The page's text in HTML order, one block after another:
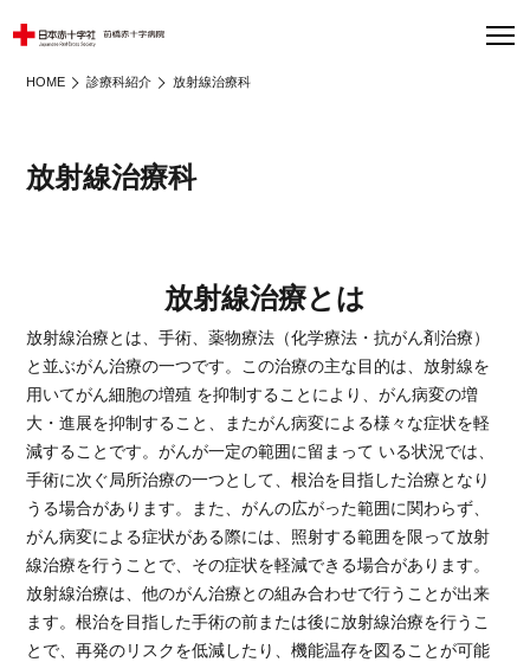
HOME 診療科紹介 放射線治療科
放射線治療科
放射線治療とは
放射線治療とは、手術、薬物療法（化学療法・抗がん剤治療）
と並ぶがん治療の一つです。この治療の主な目的は、放射線を
用いてがん細胞の増殖 を抑制することにより、がん病変の増
大・進展を抑制すること、またがん病変による様々な症状を軽
減することです。がんが一定の範囲に留まって いる状況では、
手術に次ぐ局所治療の一つとして、根治を目指した治療となり
うる場合があります。また、がんの広がった範囲に関わらず、
がん病変による症状がある際には、照射する範囲を限って放射
線治療を行うことで、その症状を軽減できる場合があります。
放射線治療は、他のがん治療との組み合わせで行うことが出来
ます。根治を目指した手術の前または後に放射線治療を行うこ
とで、再発のリスクを低減したり、機能温存を図ることが可能